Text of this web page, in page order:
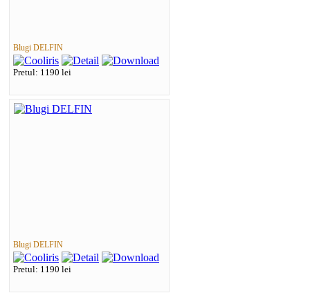
Blugi DELFIN
Pretul: 1190 lei
Blugi DELFIN
Pretul: 1190 lei